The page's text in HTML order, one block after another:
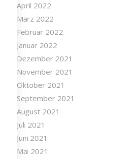
April 2022
März 2022
Februar 2022
Januar 2022
Dezember 2021
November 2021
Oktober 2021
September 2021
August 2021
Juli 2021
Juni 2021
Mai 2021